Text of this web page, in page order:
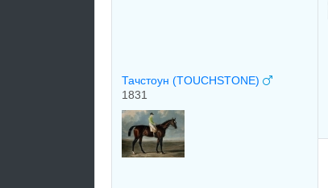
Тачстоун (TOUCHSTONE)
1831